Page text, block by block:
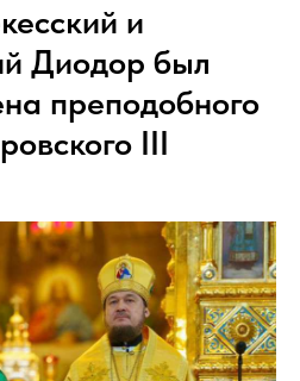
и
Диодор был
преподобного
III